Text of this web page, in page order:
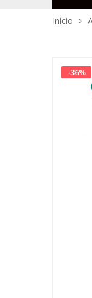
Início
-36%